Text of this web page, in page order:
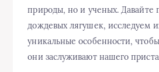
природы, но и ученых. Давайте
дождевых лягушек, исследуем
уникальные особенности,
они заслуживают нашего